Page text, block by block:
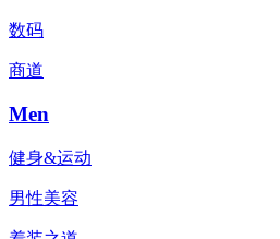
数码
商道
Men
健身&运动
男性美容